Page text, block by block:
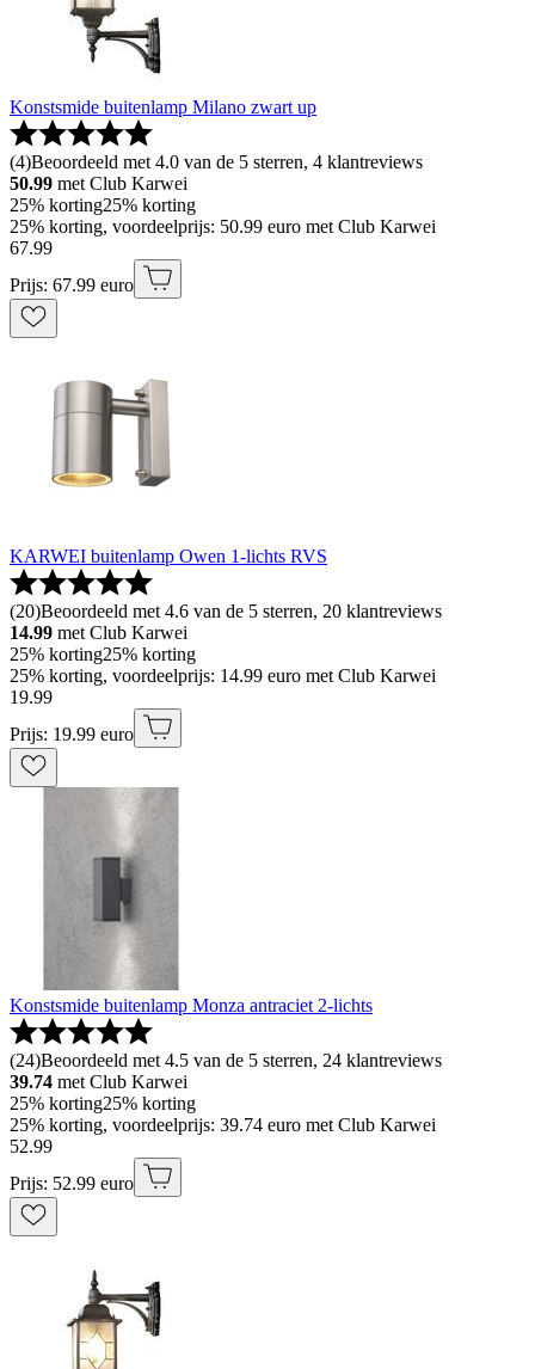
Konstsmide buitenlamp Milano zwart up
(4)Beoordeeld met 4.0 van de 5 sterren, 4 klantreviews
50.99 met Club Karwei
25% korting25% korting
25% korting, voordeelprijs: 50.99 euro met Club Karwei
67.99
Prijs: 67.99 euro
KARWEI buitenlamp Owen 1-lichts RVS
(20)Beoordeeld met 4.6 van de 5 sterren, 20 klantreviews
14.99 met Club Karwei
25% korting25% korting
25% korting, voordeelprijs: 14.99 euro met Club Karwei
19.99
Prijs: 19.99 euro
Konstsmide buitenlamp Monza antraciet 2-lichts
(24)Beoordeeld met 4.5 van de 5 sterren, 24 klantreviews
39.74 met Club Karwei
25% korting25% korting
25% korting, voordeelprijs: 39.74 euro met Club Karwei
52.99
Prijs: 52.99 euro